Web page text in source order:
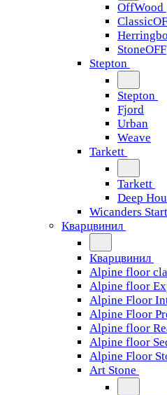
OffWood
StoneOFF
Stepton
Stepton
Fjord
Urban
Weave
Tarkett
Tarkett
Deep
Wicanders
Кварцвинил
Кварцвинил
Alpine floor
Alpine floor
Alpine Floor
Alpine Floor
Alpine floor
Alpine floor
Alpine Floor
Art Stone